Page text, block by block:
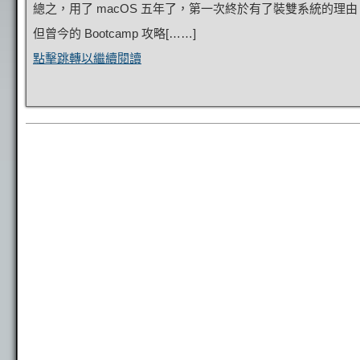
總之，用了 macOS 五年了，第一次終於有了裝雙系統的理由
但曾今的 Bootcamp 攻略[……]
點擊跳轉以繼續閱讀